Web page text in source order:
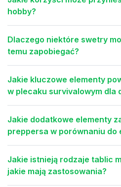
hobby?
Dlaczego niektóre swetry
temu zapobiegać?
Jakie kluczowe elementy
w plecaku survivalowym dla
Jakie dodatkowe elementy
preppersa w porównaniu do
Jakie istnieją rodzaje tablic
jakie mają zastosowania?